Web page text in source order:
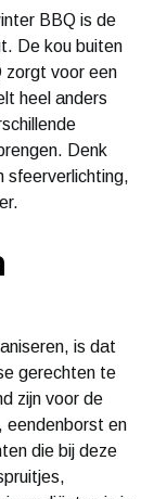
BBQ is de
De kou buiten
zorgt voor een
heel anders
Denk
sfeerverlichting,
is dat
gerechten te
zijn voor de
eendenborst en
die bij deze